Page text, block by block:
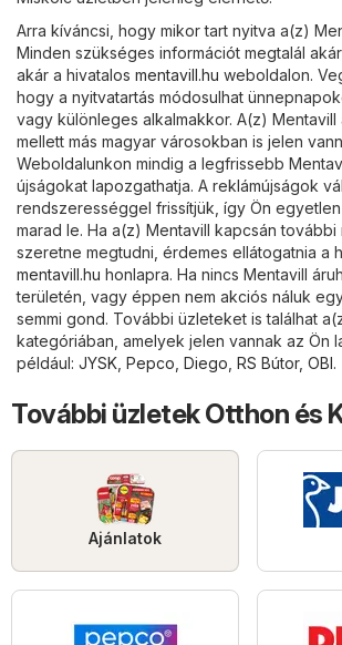
Arra kíváncsi, hogy mikor tart nyitva a(z)
Minden szükséges információt megtalál
akár a hivatalos mentavill.hu weboldalon.
hogy a nyitvatartás módosulhat
vagy különleges alkalmakkor. A(z) Mentavill
mellett más magyar városokban is jelen
Weboldalunkon mindig a legfrissebb
újságokat lapozgathatja. A reklámújságok
rendszerességgel frissítjük, így Ön
marad le. Ha a(z) Mentavill kapcsán
szeretne megtudni, érdemes ellátogatnia a
mentavill.hu honlapra. Ha nincs Mentavill
területén, vagy éppen nem akciós náluk
semmi gond. További üzleteket is találhat
kategóriában, amelyek jelen vannak az Ön
például: JYSK Pepco Diego RS Bútor, OBI.
További üzletek Otthon és
Ajánlatok